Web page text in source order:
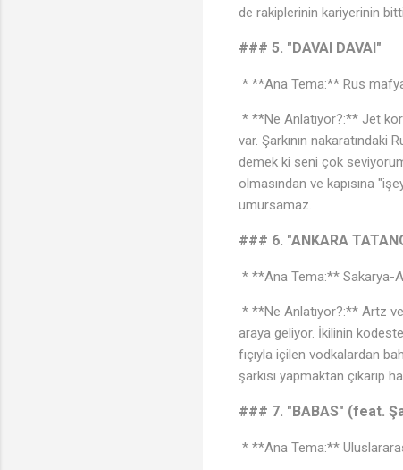
de rakiplerinin kariyerinin
### 5. "DAVAI DAVAI"
* **Ana Tema:** Rus
* **Ne Anlatıyor?:** Jet
var. Şarkının
demek ki seni çok
olmasından ve kapısına
umursamaz.
### 6. "ANKARA
* **Ana Tema:** Sakarya-
* **Ne Anlatıyor?:** Artz ve
araya geliyor. İkilinin
fıçıyla içilen vodkalardan
şarkısı yapmaktan
### 7. "BABAS" (feat.
* **Ana Tema:**